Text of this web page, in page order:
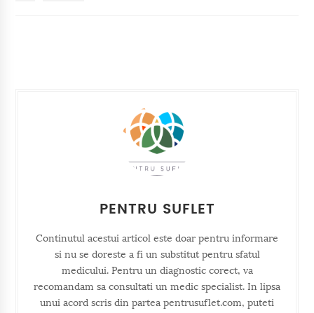
PENTRU SUFLET
Continutul acestui articol este doar pentru informare
si nu se doreste a fi un substitut pentru sfatul
medicului. Pentru un diagnostic corect, va
recomandam sa consultati un medic specialist. In lipsa
unui acord scris din partea pentrusuflet.com, puteti